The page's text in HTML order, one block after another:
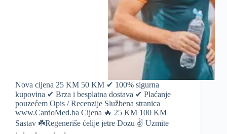
Nova cijena 25 KM 50 KM ✔ 100% sigurna
kupovina ✔ Brza i besplatna dostava ✔ Plaćanje
pouzećem Opis / Recenzije Službena stranica
www.CardoMed.ba Cijena 🔥 25 KM 100 KM
Sastav ☘️Regeneriše ćelije jetre Dozu ✌️ Uzmite